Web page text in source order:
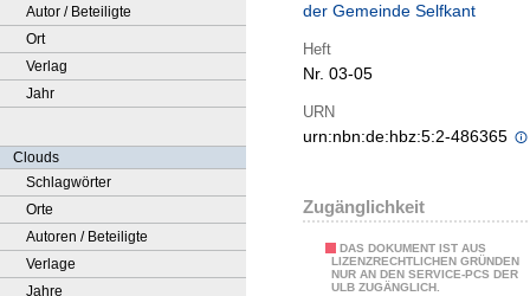
Autor / Beteiligte
Ort
Verlag
Jahr
Clouds
Schlagwörter
Orte
Autoren / Beteiligte
Verlage
Jahre
der Gemeinde Selfkant
Heft
Nr. 03-05
URN
urn:nbn:de:hbz:5:2-486365
Zugänglichkeit
DAS DOKUMENT IST AUS
LIZENZRECHTLICHEN GRÜNDEN
NUR AN DEN SERVICE-PCS DER
ULB ZUGÄNGLICH.